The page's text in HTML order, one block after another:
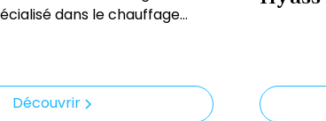
dans le chauffage
Découvrir